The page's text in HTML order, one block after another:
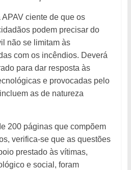
ciente de que os
podem precisar do
não se limitam às
com os incêndios. Deverá
para dar resposta às
e provocadas pelo
as de natureza
200 páginas que compõem
verifica-se que as questões
prestado às vítimas,
e social, foram